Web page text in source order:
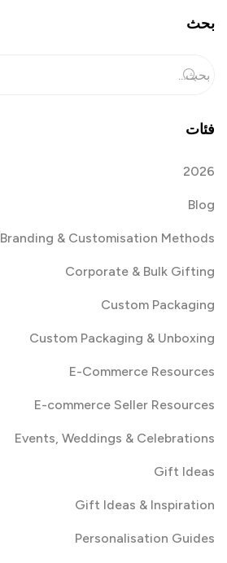
بحث
فئات
2026
Blog
Branding & Customisation Methods
Corporate & Bulk Gifting
Custom Packaging
Custom Packaging & Unboxing
E-Commerce Resources
E-commerce Seller Resources
Events, Weddings & Celebrations
Gift Ideas
Gift Ideas & Inspiration
Personalisation Guides